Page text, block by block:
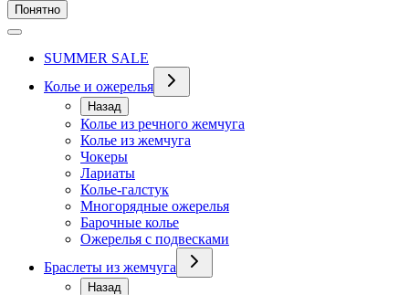
Понятно
SUMMER SALE
Колье и ожерелья
Назад
Колье из речного жемчуга
Колье из жемчуга
Чокеры
Лариаты
Колье-галстук
Многорядные ожерелья
Барочные колье
Ожерелья с подвесками
Браслеты из жемчуга
Назад